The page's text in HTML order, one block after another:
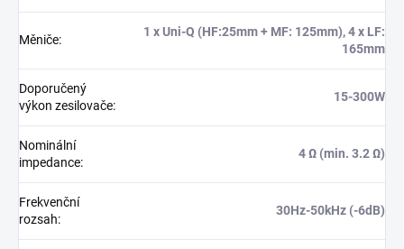
Měniče:
1 x Uni-Q (HF:25mm + MF: 125mm), 4 x LF:
165mm
Doporučený
výkon zesilovače:
15-300W
Nominální
impedance:
4 Ω (min. 3.2 Ω)
Frekvenční
rozsah:
30Hz-50kHz (-6dB)